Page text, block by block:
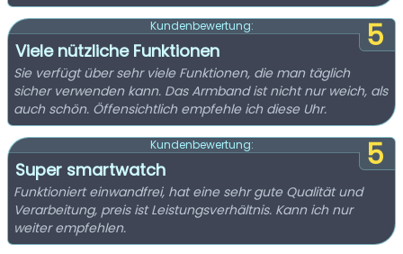
5
Kundenbewertung:
Viele nützliche Funktionen
Sie verfügt über sehr viele Funktionen, die man täglich
sicher verwenden kann. Das Armband ist nicht nur weich, als
auch schön. Öffensichtlich empfehle ich diese Uhr.
5
Kundenbewertung:
Super smartwatch
Funktioniert einwandfrei, hat eine sehr gute Qualität und
Verarbeitung, preis ist Leistungsverhältnis. Kann ich nur
weiter empfehlen.